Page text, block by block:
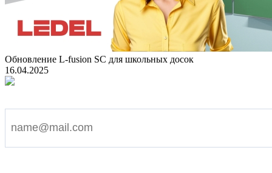
Обновление L-fusion SC для школьных досок
16.04.2025